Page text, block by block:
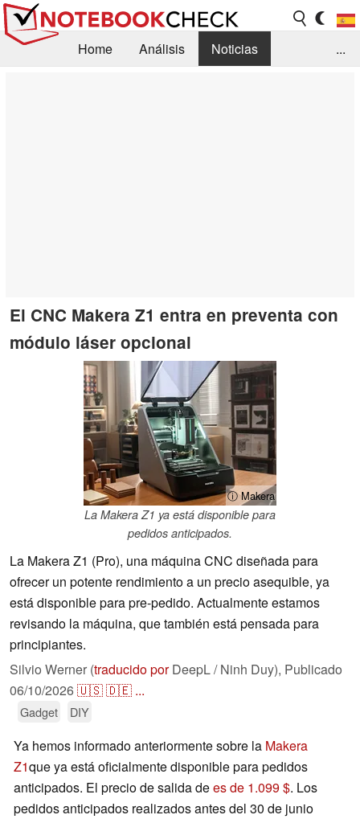
Home Análisis
Noticias
...
El CNC Makera Z1 entra en preventa con
módulo láser opcional
ⓘ Makera
La Makera Z1 ya está disponible para
pedidos anticipados.
La Makera Z1 (Pro), una máquina CNC diseñada para
ofrecer un potente rendimiento a un precio asequible, ya
está disponible para pre-pedido. Actualmente estamos
revisando la máquina, que también está pensada para
principiantes.
Silvio Werner (traducido porDeepL / Ninh Duy), Publicado
06/10/2026🇺🇸🇩🇪 ...
Gadget DIY
Ya hemos informado anteriormente sobre la Makera
Z1que ya está oficialmente disponible para pedidos
anticipados. El precio de salida dees de 1.099 $. Los
pedidos anticipados realizados antes del 30 de junio